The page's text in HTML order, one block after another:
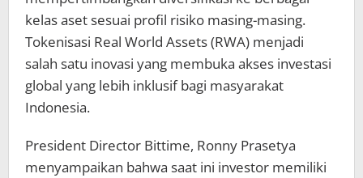
kelas aset sesuai profil risiko masing-masing.
Tokenisasi Real World Assets (RWA) menjadi
salah satu inovasi yang membuka akses investasi
global yang lebih inklusif bagi masyarakat
Indonesia.
President Director Bittime, Ronny Prasetya
menyampaikan bahwa saat ini investor memiliki